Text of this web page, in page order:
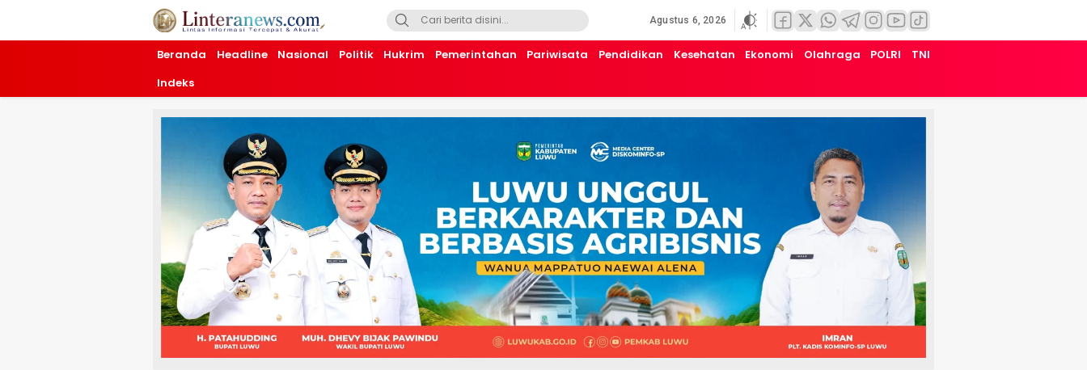
Linteranews.com
Lintas Informasi Tercepat dan Akurat
Agustus 6, 2026
Beranda Headline Nasional Politik Hukrim Pemerintahan Pariwisata Pendidikan Kesehatan Ekonomi Olahraga POLRI
TNI
Indeks